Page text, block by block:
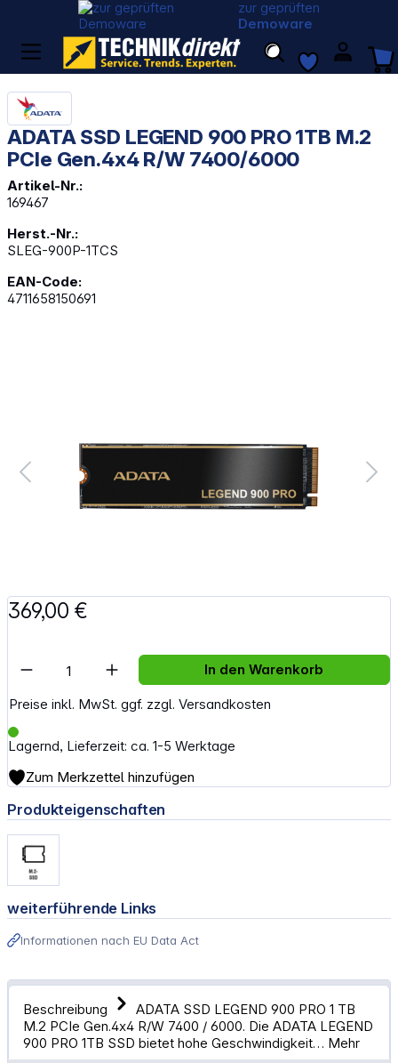
zur geprüften
Demoware
ADATA SSD LEGEND 900 PRO 1TB M.2
PCIe Gen.4x4 R/W 7400/6000
Artikel-Nr.:
169467
Herst.-Nr.:
SLEG-900P-1TCS
EAN-Code:
4711658150691
369,00 €
Preise inkl. MwSt. ggf. zzgl. Versandkosten
Lagernd, Lieferzeit: ca. 1-5 Werktage
Artikel Anzahl: Gib den gewünschten
In den Warenkorb
Zum Merkzettel hinzufügen
Produkteigenschaften
weiterführende Links
Informationen nach EU Data Act
Beschreibung
ADATA SSD LEGEND 900 PRO 1 TB
M.2 PCIe Gen.4x4 R/W 7400 / 6000. Die ADATA LEGEND
900 PRO 1TB SSD bietet hohe Geschwindigkeit… Mehr